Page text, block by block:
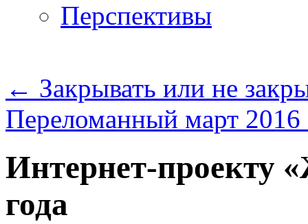
Перспективы
← Закрывать или не
Переломанный март 2016
Интернет-проекту
года